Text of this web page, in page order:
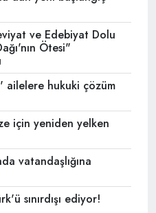
ve Edebiyat Dolu
Ötesi"
ailelere hukuki çözüm
için yeniden yelken
vatandaşlığına
sınırdışı ediyor!